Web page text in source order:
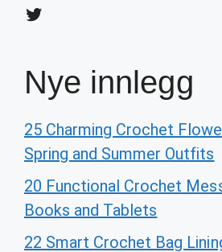
Twitter
Nye innlegg
25 Charming Crochet
Spring and Summer Outfits
20 Functional Crochet
Books and Tablets
22 Smart Crochet Bag